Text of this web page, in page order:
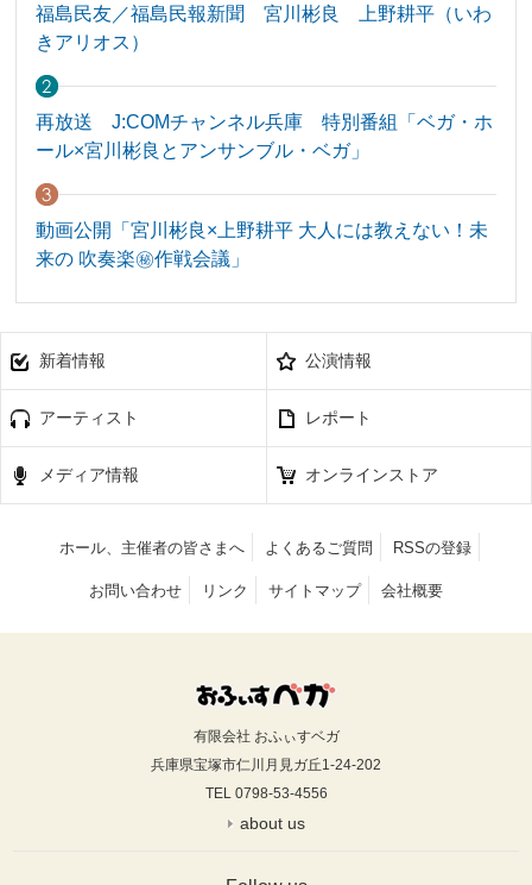
福島民友／福島民報新聞 宮川彬良 上野耕平（いわ
きアリオス）
再放送 J:COMチャンネル兵庫 特別番組「ベガ・ホ
ール×宮川彬良とアンサンブル・ベガ」
動画公開「宮川彬良×上野耕平 大人には教えない！未
来の 吹奏楽㊙作戦会議」
新着情報 公演情報
アーティスト レポート
メディア情報 オンラインストア
ホール、主催者の皆さまへ よくあるご質問 RSSの登録
お問い合わせ リンク サイトマップ 会社概要
有限会社 おふぃすベガ
兵庫県宝塚市仁川月見ガ丘1-24-202
TEL 0798-53-4556
about us